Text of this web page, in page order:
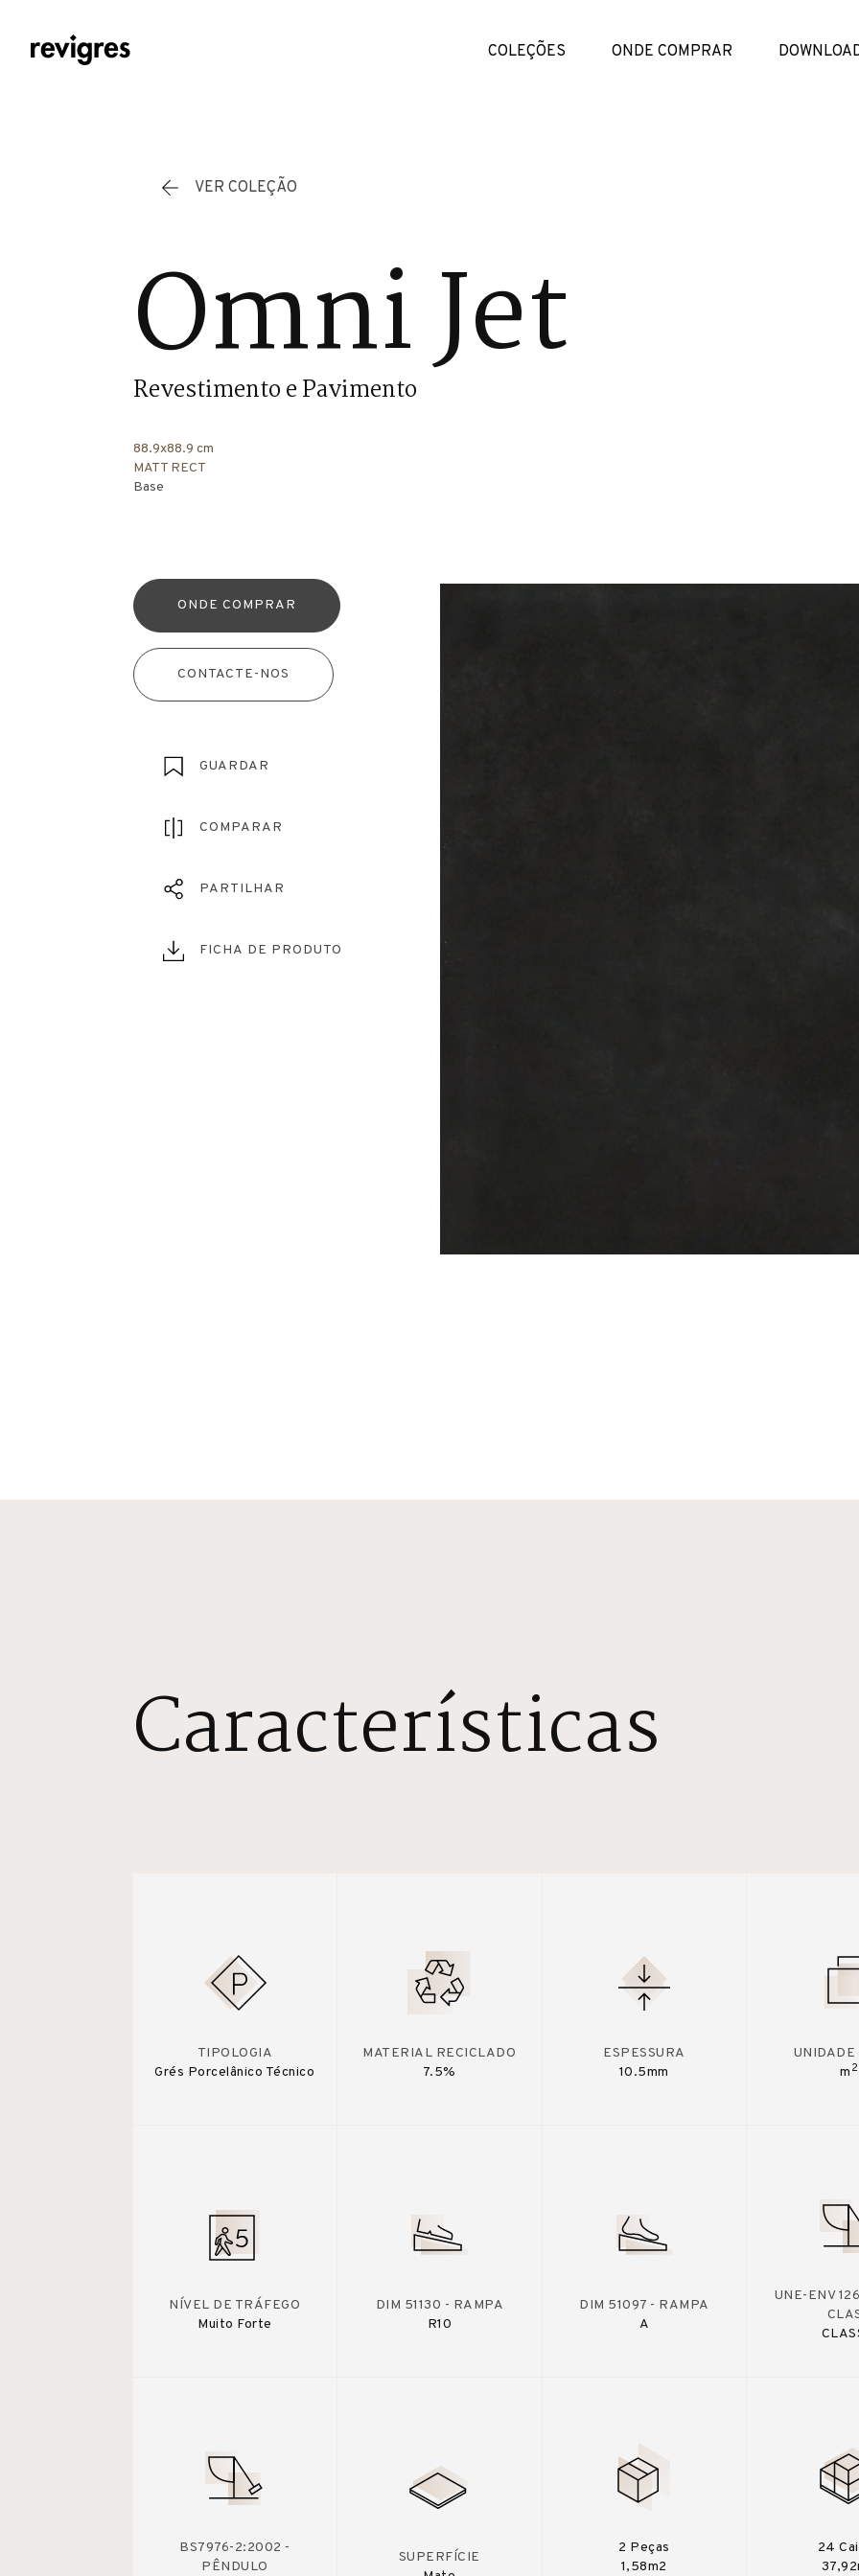
COLEÇÕES ONDE COMPRAR
VER COLEÇÃO
Omni Jet
Revestimento e Pavimento
88.9x88.9 cm
MATT RECT
Base
ONDE COMPRAR
CONTACTE-NOS
GUARDAR
COMPARAR
PARTILHAR
FICHA DE PRODUTO
Características
TIPOLOGIA
Grés Porcelânico Técnico
MATERIAL RECICLADO
7.5%
ESPESSURA
10.5mm
UNIDADE
m 2
NÍVEL DE TRÁFEGO
Muito Forte
DIM 51130 - RAMPA
R10
DIM 51097 - RAMPA
A
UNE-ENV
BS7976-2:2002 -
PÊNDULO
SUPERFÍCIE
2 Peças
1,58m2
24